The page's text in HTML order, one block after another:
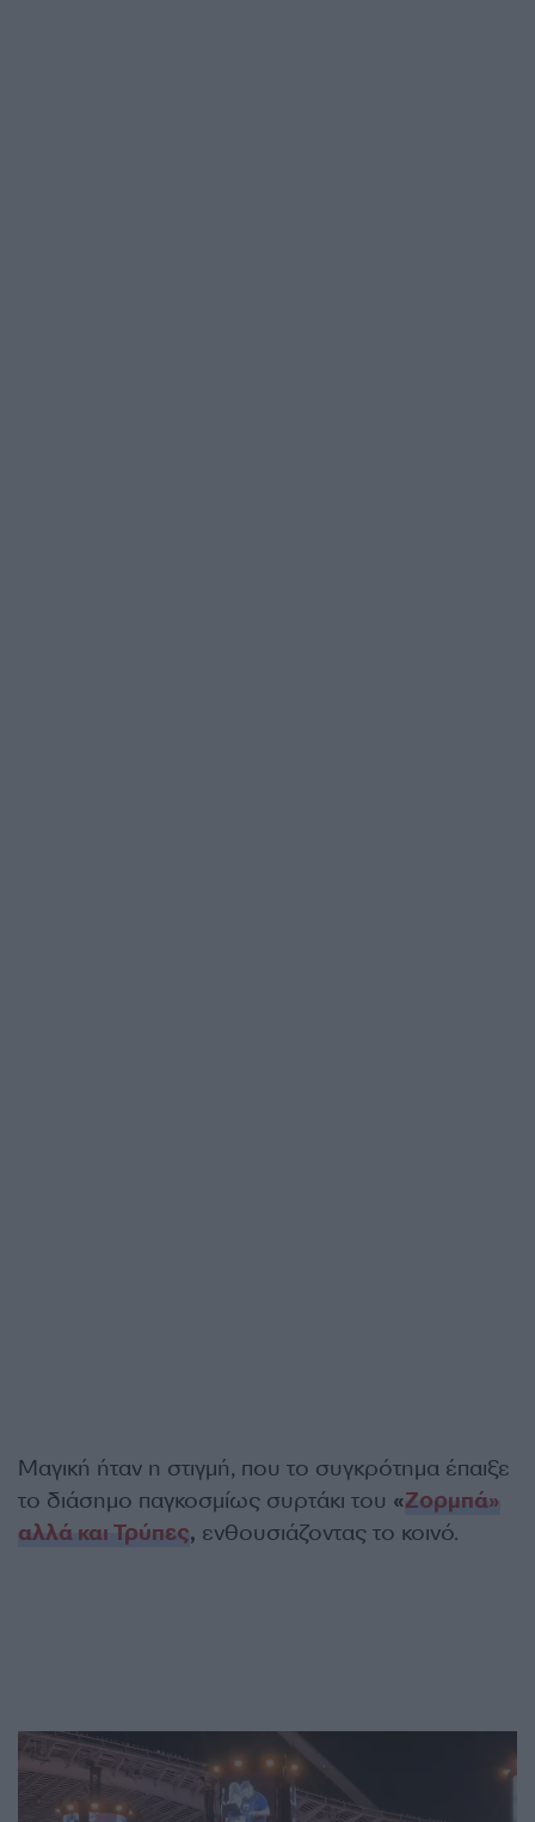
Μαγική ήταν η στιγμή, που το συγκρότημα έπαιξε
το διάσημο παγκοσμίως συρτάκι του «Ζορμπά»
αλλά και Τρύπες, ενθουσιάζοντας το κοινό.